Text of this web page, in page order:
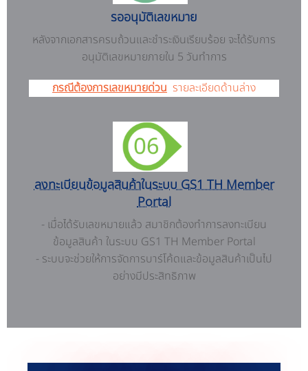
รออนุมัติเลขหมาย
หลังจากเอกสารครบถ้วนและชำระเงินเรียบร้อย จะได้รับการ
อนุมัติเลขหมายภายใน 5 วันทำการ
กรณีต้องการเลขหมายด่วน รายละเอียดด้านล่าง
ลงทะเบียนข้อมูลสินค้าในระบบ GS1 TH Member
Portal
- เมื่อได้รับเลขหมายแล้ว สมาชิกต้องทำการลงทะเบียน
ข้อมูลสินค้า ในระบบ GS1 TH Member Portal
- ระบบจะช่วยให้การจัดการบาร์โค้ดและข้อมูลสินค้าเป็นไป
อย่างมีประสิทธิภาพ